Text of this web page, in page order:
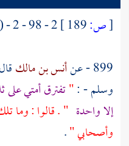
[ص:
2 - 98 - 2 - ( باب منه ) .
899 - عن
أنس بن مالك
وسلم - :"تفترق أمتي على
إلا واحدة " . قالوا : وما
وأصحابي ".